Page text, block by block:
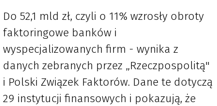
Do 52,1 mld zł, czyli o 11% wzrosły obroty
faktoringowe banków i
wyspecjalizowanych firm - wynika z
danych zebranych przez „Rzeczpospolitą"
i Polski Związek Faktorów. Dane te dotyczą
29 instytucji finansowych i pokazują, że